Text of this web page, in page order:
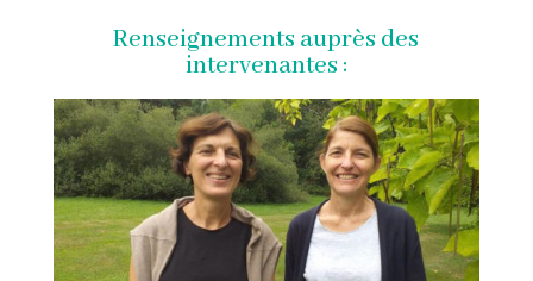
Renseignements auprès des
intervenantes :